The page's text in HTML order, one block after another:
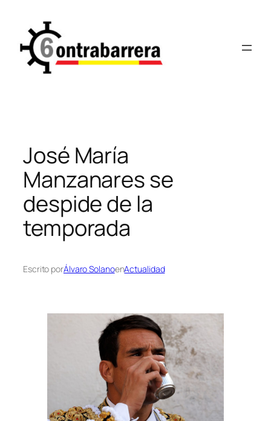
contenido
José María
Manzanares se
despide de la
temporada
Escrito porÁlvaro SolanoenActualidad